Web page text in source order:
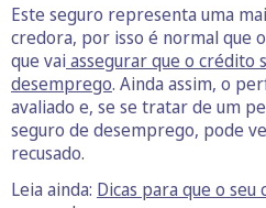
Este seguro representa uma
credora, por isso é normal que
que vai assegurar que o crédito
desemprego. Ainda assim, o
avaliado e, se se tratar de um
seguro de desemprego, pode
recusado.
Leia ainda: Dicas para que o